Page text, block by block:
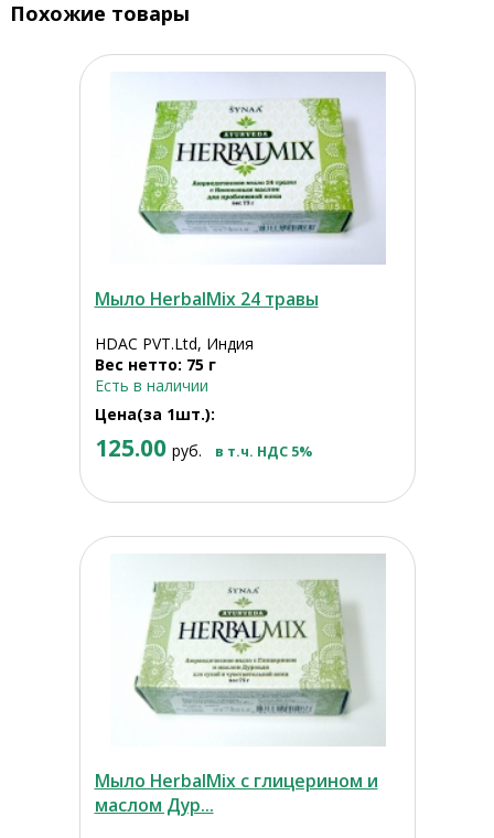
Похожие товары
Мыло HerbalMix 24 травы
HDAC PVT.Ltd, Индия
Вес нетто: 75 г
Есть в наличии
Цена(за 1шт.):
125.00 руб. в т.ч. НДС 5%
Мыло HerbalMix с глицерином и
маслом Дур...